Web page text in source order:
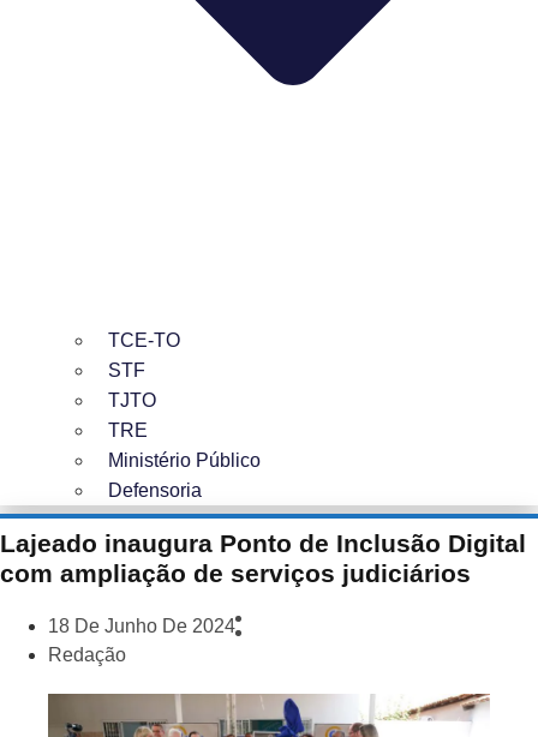
TCE-TO
STF
TJTO
TRE
Ministério Público
Defensoria
Lajeado inaugura Ponto de Inclusão Digital
com ampliação de serviços judiciários
18 De Junho De 2024
Redação